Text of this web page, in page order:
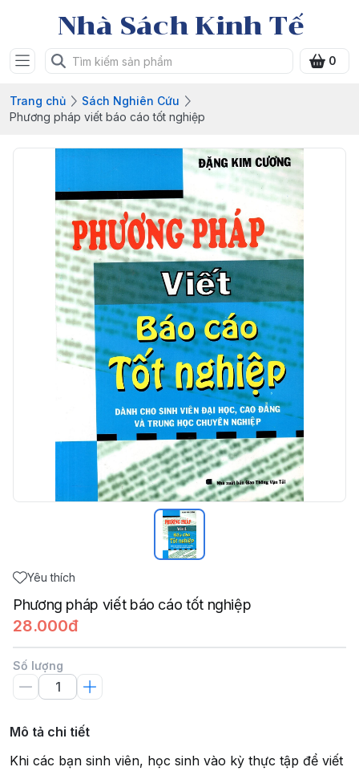
Nhà Sách Kinh Tế
0
Trang chủ
Sách Nghiên Cứu
Phương pháp viết báo cáo tốt nghiệp
Yêu thích
Phương pháp viết báo cáo tốt nghiệp
28.000đ
Số lượng
Mô tả chi tiết
Khi các bạn sinh viên, học sinh vào kỳ thực tập để viết